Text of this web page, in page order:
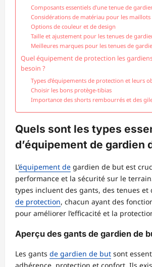
Composants essentiels d’une tenue de
Considérations de matériau pour les maillots
Options de couleur et de design
Taille et ajustement pour les tenues de
Meilleures marques pour les tenues de
Quel équipement de protection les
besoin ?
Types d’équipements de protection et leurs
Choisir les bons protège-tibias
Importance des shorts rembourrés et des
Quels sont les types
d’équipement de gardien
L’équipement de gardien de but est
performance et la sécurité sur le
types incluent des gants, des tenues et
de protection, chacun ayant des
pour améliorer l’efficacité et la
Aperçu des gants de gardien de
Les gants de gardien de but sont